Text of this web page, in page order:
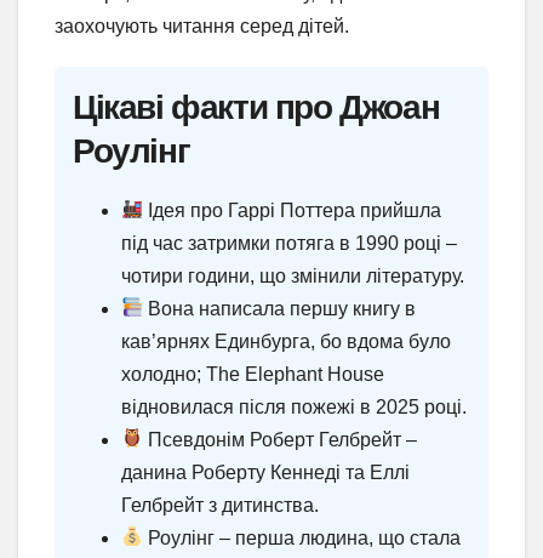
заохочують читання серед дітей.
Цікаві факти про Джоан
Роулінг
Ідея про Гаррі Поттера прийшла
під час затримки потяга в 1990 році –
чотири години, що змінили літературу.
Вона написала першу книгу в
кав’ярнях Единбурга, бо вдома було
холодно; The Elephant House
відновилася після пожежі в 2025 році.
Псевдонім Роберт Гелбрейт –
данина Роберту Кеннеді та Еллі
Гелбрейт з дитинства.
Роулінг – перша людина, що стала